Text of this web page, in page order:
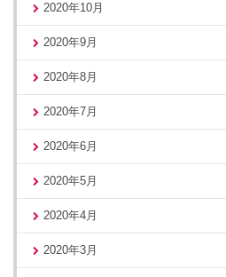
2020年10月
2020年9月
2020年8月
2020年7月
2020年6月
2020年5月
2020年4月
2020年3月